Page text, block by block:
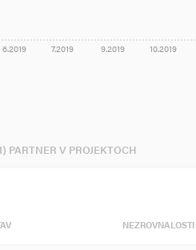
6.2019 7.2019 9.2019 10.2019
PARTNER V PROJEKTOCH
NEZROVNALOSTI